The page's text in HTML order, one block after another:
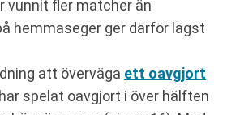
vunnit fler matcher än
hemmaseger ger därför lägst
att överväga ett oavgjort
spelat oavgjort i över hälften